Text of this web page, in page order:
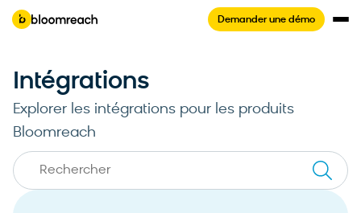
Demander une démo
Intégrations
Explorer les intégrations pour les produits
Bloomreach